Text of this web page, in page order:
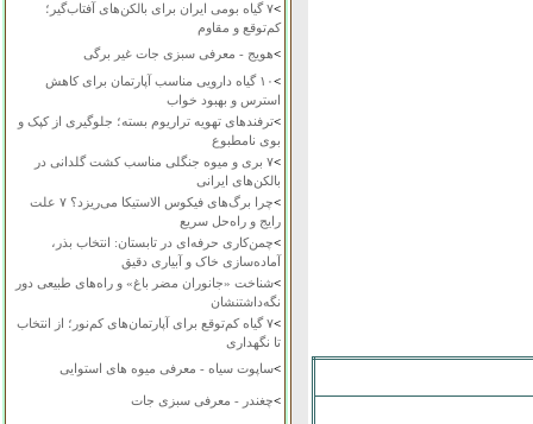
>
۷ گیاه بومی ایران برای بالکن‌های آفتاب‌گیر؛
کم‌توقع و مقاوم
>هویج - معرفی سبزی جات غیر برگی
>
۱۰ گیاه دارویی مناسب آپارتمان برای کاهش
استرس و بهبود خواب
>ترفندهای تهویه تراریوم بسته؛ جلوگیری از کپک و
بوی نامطبوع
>
۷ بری و میوه جنگلی مناسب کشت گلدانی در
بالکن‌های ایرانی
>
چرا برگ‌های فیکوس الاستیکا می‌ریزد؟ ۷ علت
رایج و راه‌حل سریع
>چمن‌کاری حرفه‌ای در تابستان: انتخاب بذر،
آماده‌سازی خاک و آبیاری دقیق
>شناخت «جانوران مضر باغ» و راه‌های طبیعی دور
نگه‌داشتنشان
>
۷ گیاه کم‌توقع برای آپارتمان‌های کم‌نور؛ از انتخاب
تا نگهداری
>ساپوت سیاه - معرفی میوه های استوایی
>چغندر - معرفی سبزی جات